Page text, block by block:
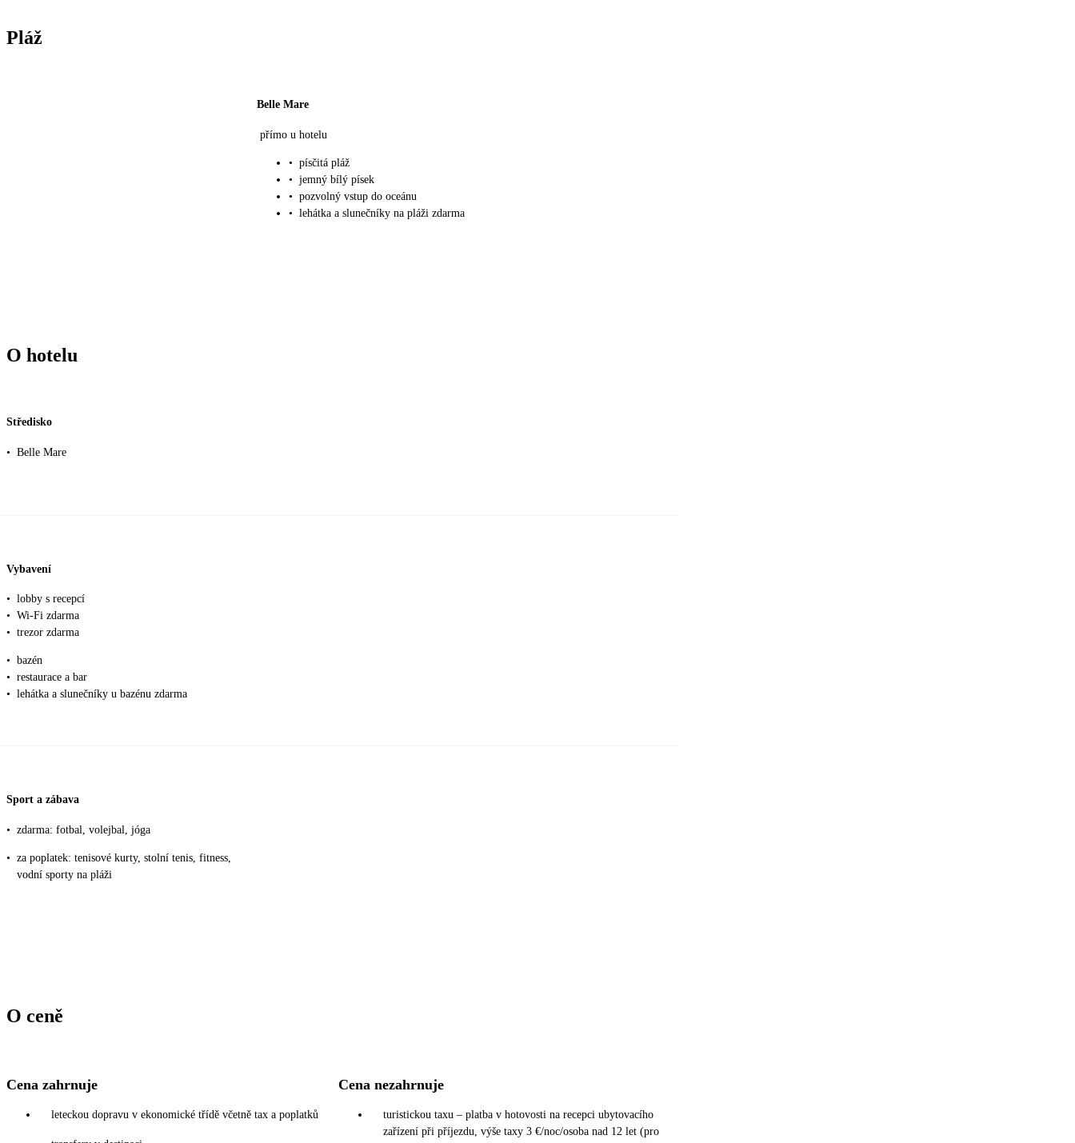
Pláž
Belle Mare
přímo u hotelu
• písčitá pláž
• jemný bílý písek
• pozvolný vstup do oceánu
• lehátka a slunečníky na pláži zdarma
O hotelu
Středisko
• Belle Mare
Vybavení
• lobby s recepcí
• Wi-Fi zdarma
• trezor zdarma
• bazén
• restaurace a bar
• lehátka a slunečníky u bazénu zdarma
Sport a zábava
• zdarma: fotbal, volejbal, jóga
• za poplatek: tenisové kurty, stolní tenis, fitness,
vodní sporty na pláži
O ceně
Cena zahrnuje
leteckou dopravu v ekonomické třídě včetně tax a poplatků
Cena nezahrnuje
turistickou taxu – platba v hotovosti na recepci ubytovacího
zařízení při příjezdu, výše taxy 3 €/noc/osoba nad 12 let (pro